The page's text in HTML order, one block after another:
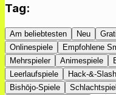
Tag:
Am beliebtesten Neu
Onlinespiele
Empfohlene
Mehrspieler
Animespiele
Leerlaufspiele
Hack-&-Slash
Bishōjo-Spiele